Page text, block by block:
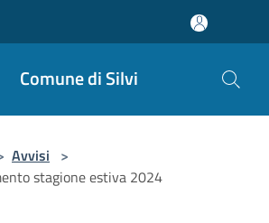
Comune di Silvi
Avvisi >
stagione estiva 2024